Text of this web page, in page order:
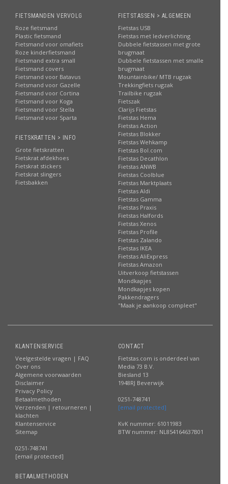
FIETSMANDEN VERVOLG
Roze fietsmand
Plastic fietsmand
Fietsmand voor omafiets
Roze kinderfietsmand
Fietsmand extra small
Fietsmand covers
Fietsmand voor Batavus
Fietsmand voor Gazelle
Fietsmand voor Cortina
Fietsmand voor Koga
Fietsmand voor Stella
Fietsmand voor Sparta
FIETSKRATTEN > INFO
Grote fietskratten
Fietskrat afdekhoes
Fietskrat stickers
Fietskrat slingers
Fietsbakken
FIETSTASSEN > ALGEMEEN
Fietstas USB
Fietstas met ledverlichting
Dubbele fietstassen met grote
brugmaat
Dubbele fietstassen met smalle
brugmaat
Mountainbike/ MTB rugzak
Trekkingfiets rugzak
Trailbike rugzak
Fietszak
Clarijs Fietstas
Fietstas Hema
Fietstas Action
Fietstas Blokker
Fietstas Wehkamp
Fietstas Bol.com
Fietstas Decathlon
Fietstas ANWB
Fietstas Coolblue
Fietstas Marktplaats
Fietstas Aldi
Fietstas Gamma
Fietstas Praxis
Fietstas Halfords
Fietstas Xenos
Fietstas Profile
Fietstas Zalando
Fietstas IKEA
Fietstas AliExpress
Fietstas Amazon
Uitverkoop fietstassen
Mondkapjes
Mondkapjes kopen
Pakkendragers
"Maak je aankoop compleet"
KLANTENSERVICE
Veelgestelde vragen | FAQ
Over ons
Algemene voorwaarden
Disclaimer
Privacy Policy
Betaalmethoden
Verzenden | retourneren |
klachten
Klantenservice
Sitemap
0251-748741
[email protected]
CONTACT
Fietstas.com is onderdeel van
Media 73 B.V.
Biesland 13
1948RJ Beverwijk
0251-748741
[email protected]
KvK nummer: 61011983
BTW nummer: NL854164637B01
BETAALMETHODEN